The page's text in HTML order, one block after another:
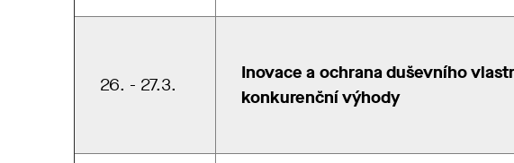
26. - 27.3.
Inovace a ochrana duševního
konkurenční výhody